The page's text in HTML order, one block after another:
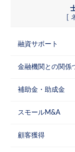
融資サポート
金融機関との関係
補助金・助成金
スモールM&A
顧客獲得